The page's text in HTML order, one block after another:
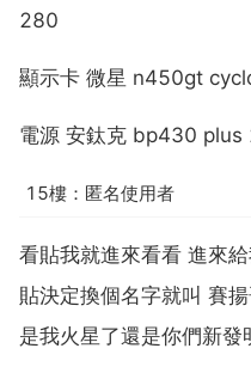
280
顯示卡 微星 n450gt
電源 安鈦克 bp430
15樓：匿名使用者
看貼我就進來看看 進來
貼決定換個名字就叫 賽
是我火星了還是你們新發